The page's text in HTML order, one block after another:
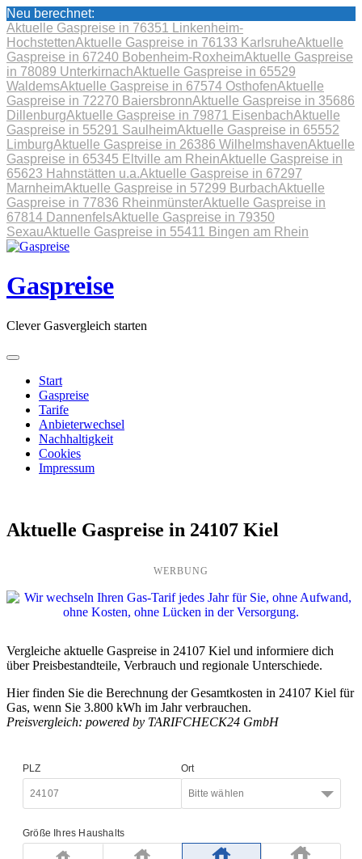
Neu berechnet:
Aktuelle Gaspreise in 76351 Linkenheim-
HochstettenAktuelle Gaspreise in 76133 KarlsruheAktuelle
Gaspreise in 67240 Bobenheim-RoxheimAktuelle Gaspreise
in 78089 UnterkirnachAktuelle Gaspreise in 65529
WaldemsAktuelle Gaspreise in 67574 OsthofenAktuelle
Gaspreise in 72270 BaiersbronnAktuelle Gaspreise in 35686
DillenburgAktuelle Gaspreise in 79871 EisenbachAktuelle
Gaspreise in 55291 SaulheimAktuelle Gaspreise in 65552
LimburgAktuelle Gaspreise in 26386 WilhelmshavenAktuelle
Gaspreise in 65345 Eltville am RheinAktuelle Gaspreise in
65623 Hahnstätten u.a.Aktuelle Gaspreise in 67297
MarnheimAktuelle Gaspreise in 57299 BurbachAktuelle
Gaspreise in 77836 RheinmünsterAktuelle Gaspreise in
67814 DannenfelsAktuelle Gaspreise in 79350
SexauAktuelle Gaspreise in 55411 Bingen am Rhein
Skip
content
Gaspreise
Clever Gasvergleich starten
Start
Gaspreise
Tarife
Anbieterwechsel
Nachhaltigkeit
Cookies
Impressum
Aktuelle Gaspreise in 24107 Kiel
WERBUNG
Vergleiche aktuelle Gaspreise in 24107 Kiel und informiere dich
über Preisbestandteile, Verbrauch und regionale Unterschiede.
Hier finden Sie die Berechnung der Gesamtkosten in 24107 Kiel für
Gas, wenn Sie 3.800 kWh im Jahr verbrauchen.
Preisvergleich: powered by TARIFCHECK24 GmbH